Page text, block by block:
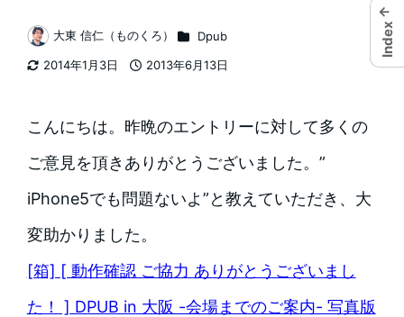
2014年1月3日
2013年6月13日
著
者
大東 信仁（ものくろ） カテゴリー
Dpub
こんにちは。昨晩のエントリーに対して多くの
ご意見を頂きありがとうございました。”
iPhone5でも問題ないよ”と教えていただき、大
変助かりました。
[箱] [ 動作確認 ご協力 ありがとうございまし
た！ ] DPUB in 大阪 -会場までのご案内- 写真版
←
Index